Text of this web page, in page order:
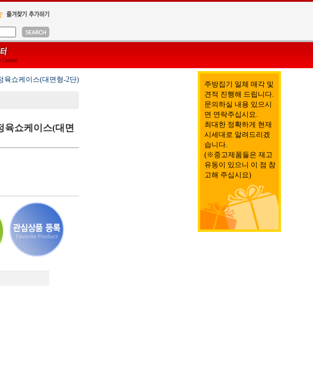
육쇼케이스(대면형-2단)
육쇼케이스(대면
주방집기 일체 매각 및
견적 진행해 드립니다.
문의하실 내용 있으시
면 연락주십시요.
최대한 정확하게 현재
시세대로 알려드리겠
습니다.
(※중고제품들은 재고
유동이 있으니 이 점 참
고해 주십시요)